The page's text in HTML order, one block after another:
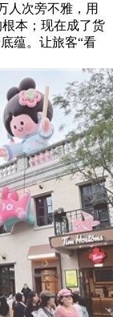
人次旁不雅，用
本；现在成了货
蕴。让旅客“看